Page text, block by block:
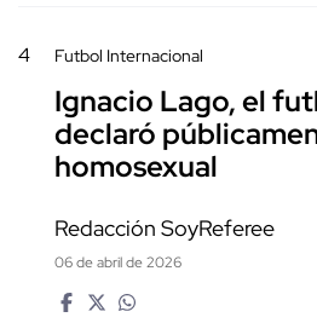
4 Futbol Internacional
Ignacio Lago, el
declaró
homosexual
Redacción SoyReferee
06 de abril de 2026